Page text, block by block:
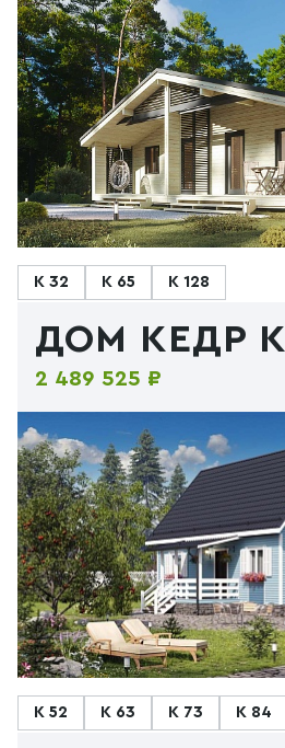
К 32 К 65 К 128
ДОМ КЕДР К
2 489 525 ₽
К 52 К 63 К 73 К 84